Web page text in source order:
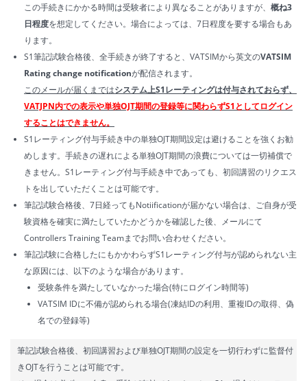
この手続きにかかる時間は受験者により異なることがありますが、 概ね3
日程度を想定してください。場合によっては、7日程度を要する場合もあ
ります。
S1筆記試験合格後、全手続きが終了すると、VATSIMから英文のVATSIM
Rating change notificationが配信されます。
このメールが届くまではシステム上S1レーティングは付与されておらず、
VATJPN内での表示や単独OJT期間の登録等に関わらずS1としてログイン
することはできません。
S1レーティング付与手続き中の単独OJT期間設定は避けることを強くお勧
めします。手続きの遅れによる単独OJT期間の浪費については一切補償で
きません。S1レーティング付与手続き中であっても、初回講習のリクエス
トを出していただくことは可能です。
筆記試験合格後、7日経ってもNotiificationが届かない場合は、ご自身が受
験資格を確実に満たしていたかどうかを確認した後、メールにて
Controllers Training Teamまでお問い合わせください。
筆記試験に合格したにもかかわらずS1レーティング付与が認められない主
な原因には、以下のような場合があります。
受験条件を満たしていなかった場合(特にログイン時間等)
VATSIM IDに不備が認められる場合(凍結IDの利用、重複IDの取得、偽
名での登録等)
筆記試験合格後、初回講習および単独OJT期間の設定を一切行わずに監督付
きOJTを行うことは可能です。